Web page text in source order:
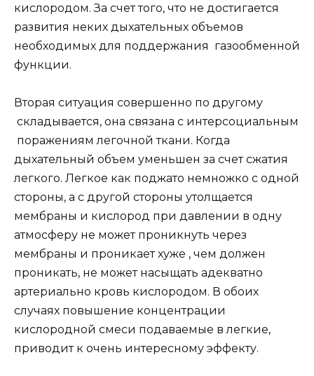
кислородом. За счет того, что не достигается
развития неких дыхательных объемов
необходимых для поддержания газообменной
функции.
Вторая ситуация совершенно по другому
складывается, она связана с интерсоциальным
поражениям легочной ткани. Когда
дыхательный объем уменьшен за счет сжатия
легкого. Легкое как поджато немножко с одной
стороны, а с другой стороны утолщается
мембраны и кислород при давлении в одну
атмосферу не может проникнуть через
мембраны и проникает хуже , чем должен
проникать, не может насыщать адекватно
артериально кровь кислородом. В обоих
случаях повышение концентрации
кислородной смеси подаваемые в легкие,
приводит к очень интересному эффекту.